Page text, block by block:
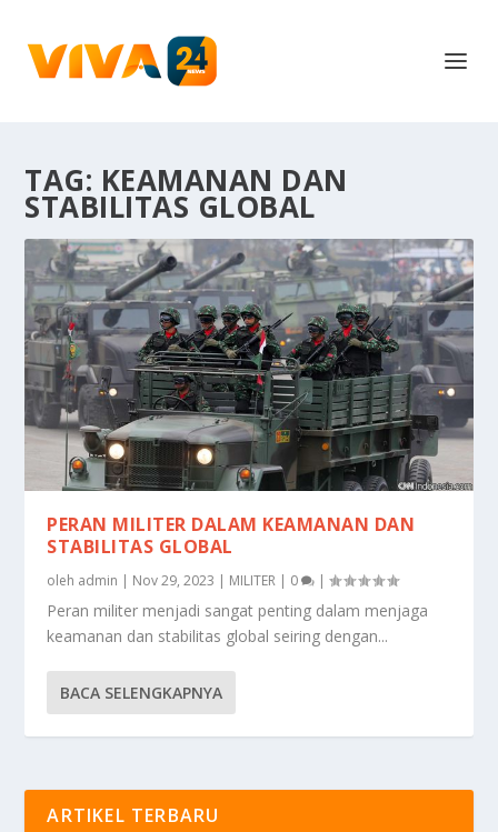
TAG: KEAMANAN DAN
STABILITAS GLOBAL
PERAN MILITER DALAM KEAMANAN DAN
STABILITAS GLOBAL
oleh admin | Nov 29, 2023 | MILITER | 0 |
Peran militer menjadi sangat penting dalam menjaga
keamanan dan stabilitas global seiring dengan...
BACA SELENGKAPNYA
ARTIKEL TERBARU